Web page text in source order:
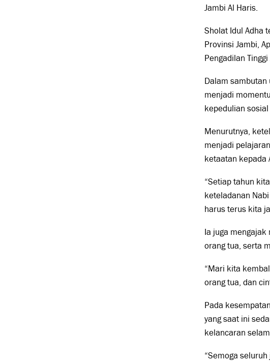
Jambi Al Haris.
Sholat Idul Adha
Provinsi Jambi,
Pengadilan
Dalam sambutan
menjadi
kepedulian
Menurutnya,
menjadi
ketaatan kepada
“Setiap tahun
keteladanan
harus terus kita
Ia juga
orang tua, serta
“Mari kita
orang tua, dan
Pada
yang saat ini
kelancaran
“Semoga